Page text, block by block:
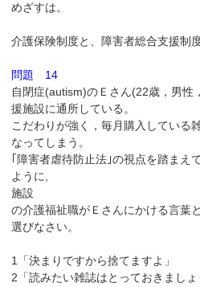
めざすは。
介護保険制度と、障害者総合支援制
問題 14
自閉症(autism)のＥさん(22歳，男性
援施設に通所している。
こだわりが強く，毎月購入している
なってしまう。
｢障害者虐待防止法｣の視点を踏まえ
ように,
施設
の介護福祉職がＥさんにかける言葉
選びなさい。
1「決まりですから捨てますよ」
2「読みたい雑誌はとっておきましょ